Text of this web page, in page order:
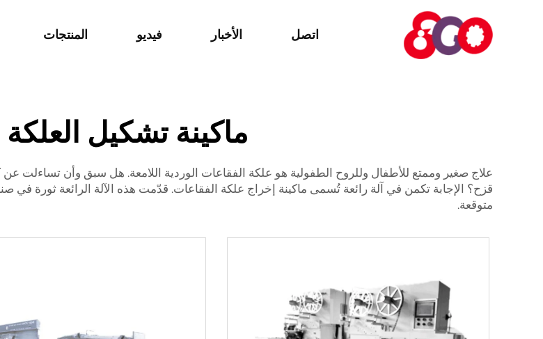
المنتجات فيديو الأخبار اتصل
ماكينة تشكيل العلكة
علاج صغير وممتع للأطفال وللروح الطفولية هو علكة الفقاعات الوردية اللامعة. هل سبق وأن تساءلت
قزح؟ الإجابة تكمن في آلة رائعة تُسمى ماكينة إخراج علكة الفقاعات. قدّمت هذه الآلة الرائعة ثورة في
متوقعة.